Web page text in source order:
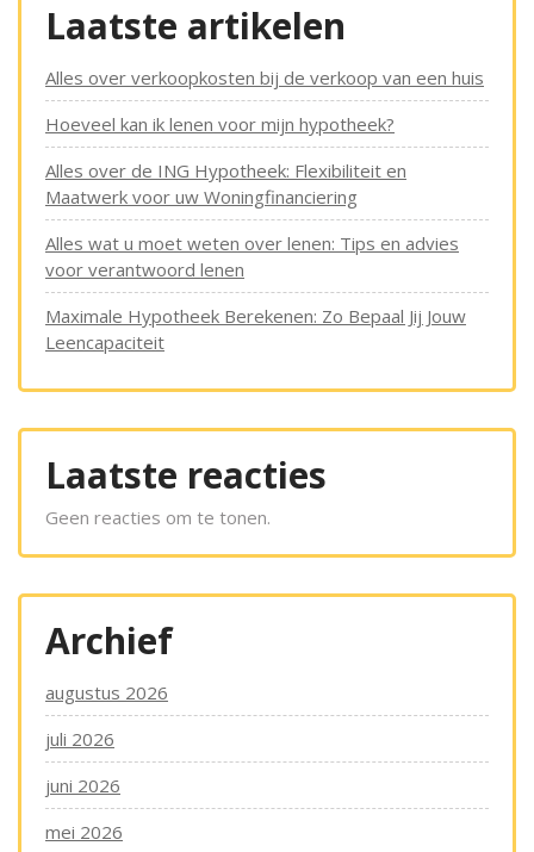
Laatste artikelen
Alles over verkoopkosten bij de verkoop van een huis
Hoeveel kan ik lenen voor mijn hypotheek?
Alles over de ING Hypotheek: Flexibiliteit en
Maatwerk voor uw Woningfinanciering
Alles wat u moet weten over lenen: Tips en advies
voor verantwoord lenen
Maximale Hypotheek Berekenen: Zo Bepaal Jij Jouw
Leencapaciteit
Laatste reacties
Geen reacties om te tonen.
Archief
augustus 2026
juli 2026
juni 2026
mei 2026